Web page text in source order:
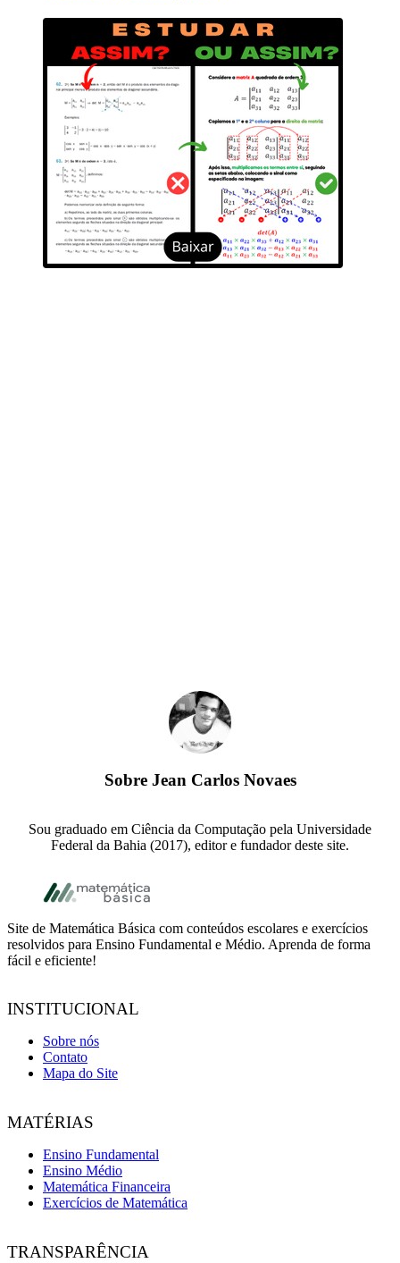
Sobre Jean Carlos Novaes
Sou graduado em Ciência da Computação pela Universidade
Federal da Bahia (2017), editor e fundador deste site.
Footer
Site de Matemática Básica com conteúdos escolares e exercícios
resolvidos para Ensino Fundamental e Médio. Aprenda de forma
fácil e eficiente!
INSTITUCIONAL
Sobre nós
Contato
Mapa do Site
MATÉRIAS
Ensino Fundamental
Ensino Médio
Matemática Financeira
Exercícios de Matemática
TRANSPARÊNCIA